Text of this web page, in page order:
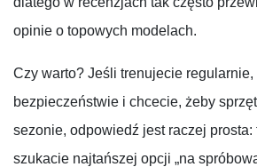
opinie o topowych modelach.
Czy warto? Jeśli trenujecie regularnie,
bezpieczeństwie i chcecie, żeby
sezonie, odpowiedź jest raczej
szukacie najtańszej opcji „na